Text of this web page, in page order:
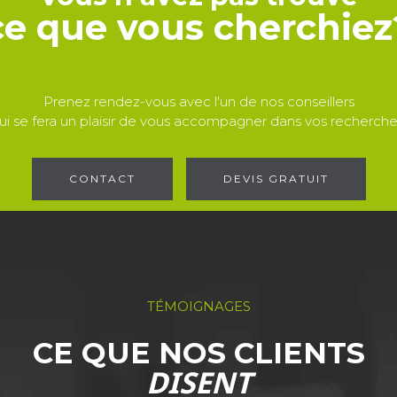
que vous
Prenez rendez-vous avec l'un de nos conseillers
se fera un plaisir de vous accompagner dans vos
CONTACT DEVIS GRATUIT
TÉMOIGNAGES
CE QUE NOS CLIENTS
DISENT